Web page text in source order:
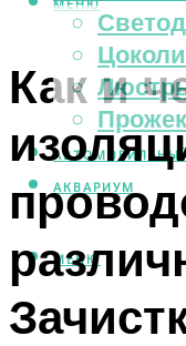
АКВАРИУМ
МЕНЮ
МЕНЮ
Как и